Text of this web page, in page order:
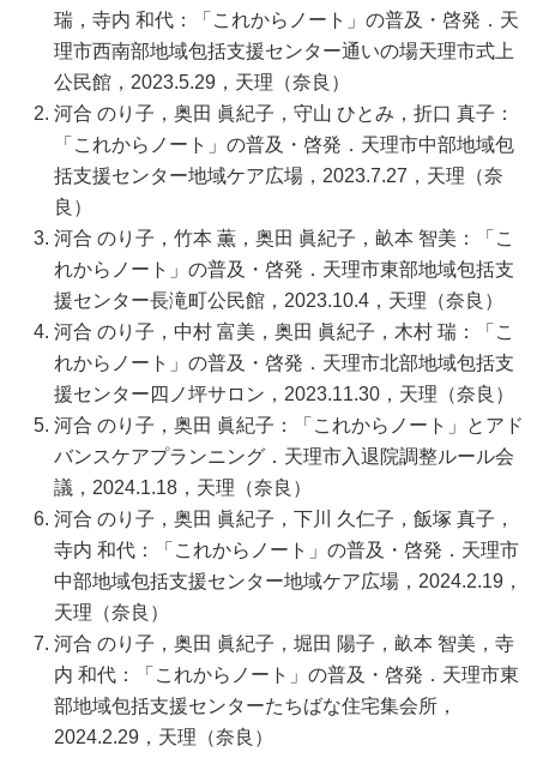
瑞，寺内 和代：「これからノート」の普及・啓発．天
理市西南部地域包括支援センター通いの場天理市式上
公民館，2023.5.29，天理（奈良）
河合 のり子，奥田 眞紀子，守山 ひとみ，折口 真子：
「これからノート」の普及・啓発．天理市中部地域包
括支援センター地域ケア広場，2023.7.27，天理（奈
良）
河合 のり子，竹本 薫，奥田 眞紀子，畝本 智美：「こ
れからノート」の普及・啓発．天理市東部地域包括支
援センター長滝町公民館，2023.10.4，天理（奈良）
河合 のり子，中村 富美，奥田 眞紀子，木村 瑞：「こ
れからノート」の普及・啓発．天理市北部地域包括支
援センター四ノ坪サロン，2023.11.30，天理（奈良）
河合 のり子，奥田 眞紀子：「これからノート」とアド
バンスケアプランニング．天理市入退院調整ルール会
議，2024.1.18，天理（奈良）
河合 のり子，奥田 眞紀子，下川 久仁子，飯塚 真子，
寺内 和代：「これからノート」の普及・啓発．天理市
中部地域包括支援センター地域ケア広場，2024.2.19，
天理（奈良）
河合 のり子，奥田 眞紀子，堀田 陽子，畝本 智美，寺
内 和代：「これからノート」の普及・啓発．天理市東
部地域包括支援センターたちばな住宅集会所，
2024.2.29，天理（奈良）